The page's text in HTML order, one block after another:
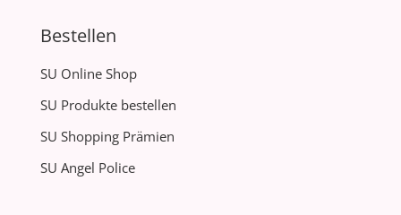
Bestellen
SU Online Shop
SU Produkte bestellen
SU Shopping Prämien
SU Angel Police